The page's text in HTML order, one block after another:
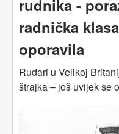
rudnika -
radnička
oporavila
Rudari u Velikoj
štrajka – još uvijek se